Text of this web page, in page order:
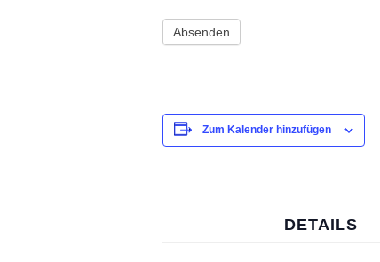
Zum Kalender hinzufügen
DETAILS